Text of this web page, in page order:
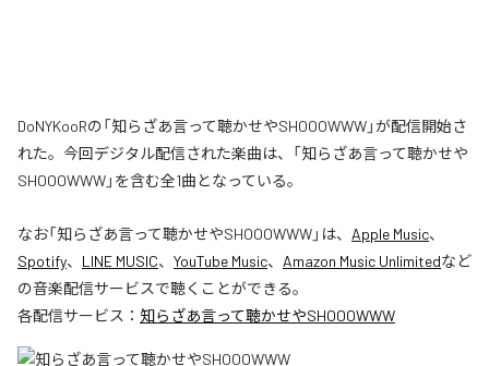
DoNYKooRの「知らざあ言って聴かせやSHOOOWWW」が配信開始さ
れた。今回デジタル配信された楽曲は、「知らざあ言って聴かせや
SHOOOWWW」を含む全1曲となっている。
なお「知らざあ言って聴かせやSHOOOWWW」は、 Apple Music、
Spotify、 LINE MUSIC、 YouTube Music、 Amazon Music Unlimitedなど
の音楽配信サービスで聴くことができる。
各配信サービス： 知らざあ言って聴かせやSHOOOWWW